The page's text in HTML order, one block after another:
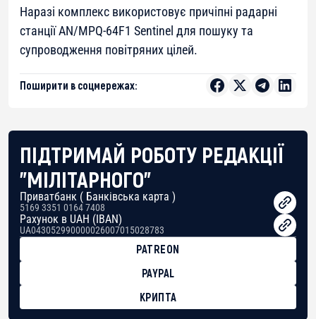
Наразі комплекс використовує причіпні радарні
станції AN/MPQ-64F1 Sentinel для пошуку та
супроводження повітряних цілей.
Поширити в соцмережах:
ПІДТРИМАЙ РОБОТУ РЕДАКЦІЇ
"МІЛІТАРНОГО"
Приватбанк ( Банківська карта )
5169 3351 0164 7408
Рахунок в UAH (IBAN)
UA043052990000026007015028783
PATREON
PAYPAL
КРИПТА